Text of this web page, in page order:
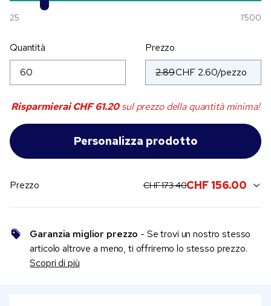
25 1'500
Quantità
Prezzo
2.89
RisparmieraiCHF 61.20sul prezzo della quantità minima!
Prezzo original price:
CHF 173.40current sale price:
CHF 156.00
Garanzia miglior prezzo - Se trovi un nostro stesso
articolo altrove a meno, ti offriremo lo stesso prezzo.
Scopri di più